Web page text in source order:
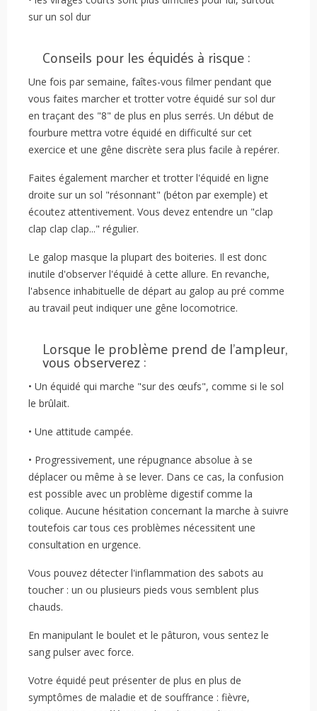
sur un sol dur
Conseils pour les équidés à risque :
Une fois par semaine, faîtes-vous filmer pendant que
vous faites marcher et trotter votre équidé sur sol dur
en traçant des "8" de plus en plus serrés. Un début de
fourbure mettra votre équidé en difficulté sur cet
exercice et une gêne discrète sera plus facile à repérer.
Faites également marcher et trotter l'équidé en ligne
droite sur un sol "résonnant" (béton par exemple) et
écoutez attentivement. Vous devez entendre un "clap
clap clap clap..." régulier.
Le galop masque la plupart des boiteries. Il est donc
inutile d'observer l'équidé à cette allure. En revanche,
l'absence inhabituelle de départ au galop au pré comme
au travail peut indiquer une gêne locomotrice.
Lorsque le problème prend de l'ampleur,
vous observerez :
• Un équidé qui marche "sur des œufs", comme si le sol
le brûlait.
• Une attitude campée.
• Progressivement, une répugnance absolue à se
déplacer ou même à se lever. Dans ce cas, la confusion
est possible avec un problème digestif comme la
colique. Aucune hésitation concernant la marche à suivre
toutefois car tous ces problèmes nécessitent une
consultation en urgence.
Vous pouvez détecter l'inflammation des sabots au
toucher : un ou plusieurs pieds vous semblent plus
chauds.
En manipulant le boulet et le pâturon, vous sentez le
sang pulser avec force.
Votre équidé peut présenter de plus en plus de
symptômes de maladie et de souffrance : fièvre,